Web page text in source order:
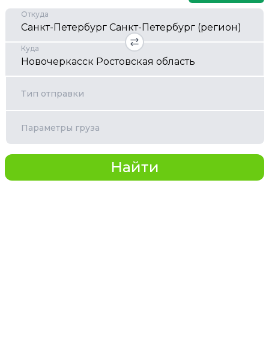
Откуда
Куда
Тип отправки
Параметры груза
Найти